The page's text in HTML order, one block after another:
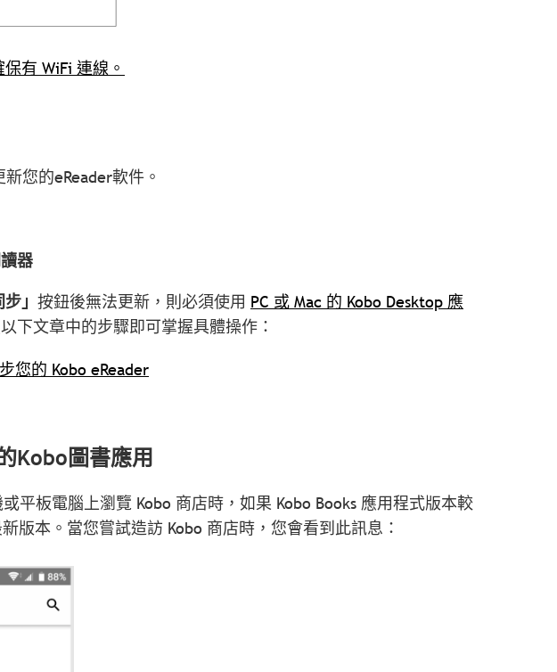
有 WiFi 連線。
您的eReader軟件。
器
」 按鈕後無法更新，則必須使用 PC 或 Mac 的 Kobo Desktop 應
下文章中的步驟即可掌握具體操作：
您的 Kobo eReader
Kobo圖書應用
平板電腦上瀏覽 Kobo 商店時，如果 Kobo Books 應用程式版本較
版本。當您嘗試造訪 Kobo 商店時，您會看到此訊息：